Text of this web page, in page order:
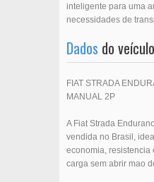
inteligente para uma
necessidades de
Dados do veículo
FIAT STRADA
MANUAL 2P
A Fiat Strada
vendida no Brasil,
economia, resistencia
carga sem abrir mao